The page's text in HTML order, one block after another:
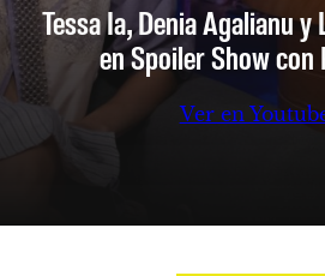
Tessa Ia, Denia Agalianu
en Spoiler Show con
Ver en